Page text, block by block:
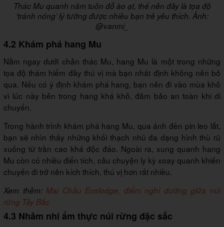
Thác Mu quanh năm tuôn đổ ào ạt, thế nên đây là tọa độ
‘tránh nóng’ lý tưởng được nhiều bạn trẻ yêu thích. Ảnh:
@vanmi_
4.2 Khám phá hang Mu
Nằm ngay dưới chân thác Mu, hang Mu là một trong những
tọa độ thám hiểm đầy thú vị mà bạn nhất định không nên bỏ
qua. Nếu có ý định khám phá hang, bạn nên đi vào mùa khô
vì lúc này bên trong hang khá khô, đảm bảo an toàn khi di
chuyển.
Trong hành trình khám phá hang Mu, qua ánh đèn pin leo lắt,
bạn sẽ nhìn thấy những khối thạch nhũ đa dạng hình thù rũ
xuống từ trần cao khá độc đáo. Ngoài ra, xung quanh hang
Mu còn có nhiều điển tích, câu chuyện ly kỳ xoay quanh khiến
chuyến đi trở nên kích thích, thú vị hơn rất nhiều.
Xem thêm: Mai Châu Ecolodge, điểm nghỉ dưỡng giữa núi
rừng Tây Bắc
4.3 Nhâm nhi ẩm thực núi rừng đặc sắc